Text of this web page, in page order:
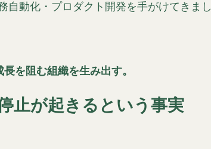
自動化・プロダクト開発を手がけてきまし
を阻む組織を生み出す。
止が起きるという事実